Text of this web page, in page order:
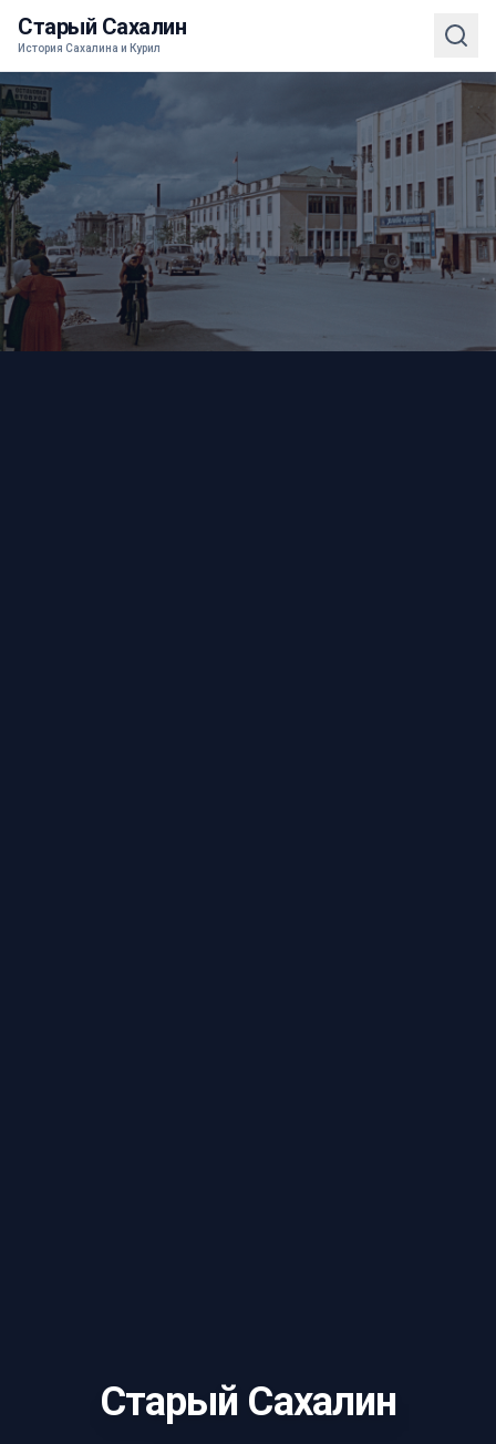
Старый Сахалин
История Сахалина и Курил
Старый Сахалин